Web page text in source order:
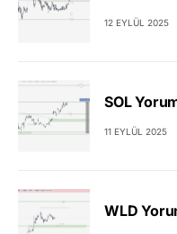
12 EYLÜL 2025
SOL
11 EYLÜL 2025
WLD